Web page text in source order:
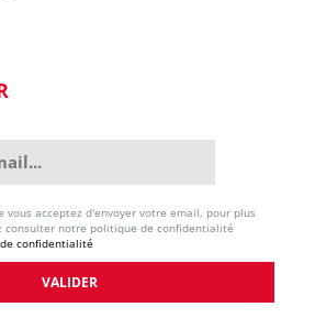
vous acceptez d'envoyer votre email, pour plus
consulter notre politique de confidentialité
confidentialité